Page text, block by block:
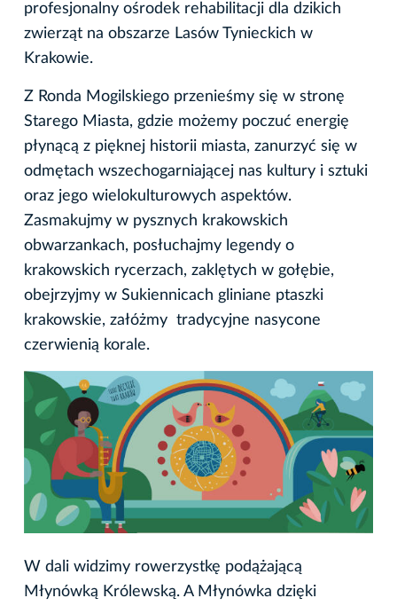
profesjonalny ośrodek rehabilitacji dla dzikich
zwierząt na obszarze Lasów Tynieckich w
Krakowie.
Z Ronda Mogilskiego przenieśmy się w stronę
Starego Miasta, gdzie możemy poczuć energię
płynącą z pięknej historii miasta, zanurzyć się w
odmętach wszechogarniającej nas kultury i sztuki
oraz jego wielokulturowych aspektów.
Zasmakujmy w pysznych krakowskich
obwarzankach, posłuchajmy legendy o
krakowskich rycerzach, zaklętych w gołębie,
obejrzyjmy w Sukiennicach gliniane ptaszki
krakowskie, załóżmy tradycyjne nasycone
czerwienią korale.
W dali widzimy rowerzystkę podążającą
Młynówką Królewską. A Młynówka dzięki